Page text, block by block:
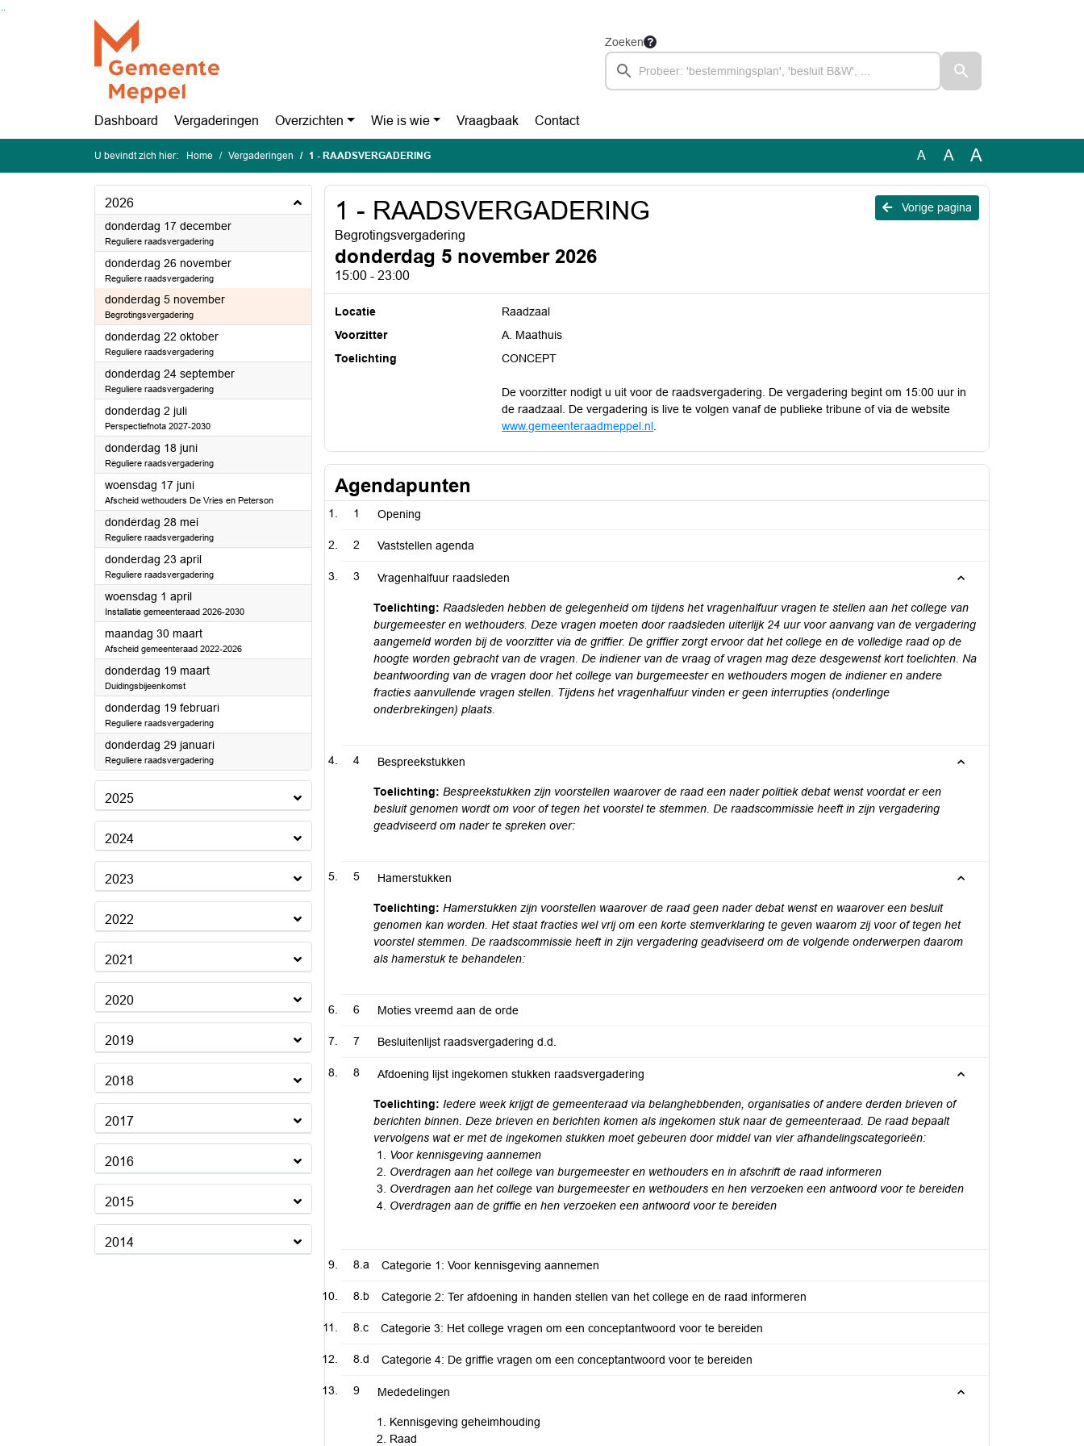
Ga naar de inhoud van deze pagina
Ga naar het zoeken
Ga naar het menu
Zoeken
Dashboard Vergaderingen Overzichten Wie is wie Vraagbaak Contact
U bevindt zich hier: Home Vergaderingen 1 - RAADSVERGADERING A A A
2026
donderdag 17 december2026
Reguliere raadsvergadering
donderdag 26 november2026
Reguliere raadsvergadering
donderdag 5 november2026
Begrotingsvergadering
donderdag 22 oktober2026
Reguliere raadsvergadering
donderdag 24 september2026
Reguliere raadsvergadering
donderdag 2 juli2026
Perspectiefnota 2027-2030
donderdag 18 juni2026
Reguliere raadsvergadering
woensdag 17 juni2026
Afscheid wethouders De Vries en Peterson
donderdag 28 mei2026
Reguliere raadsvergadering
donderdag 23 april2026
Reguliere raadsvergadering
woensdag 1 april2026
Installatie gemeenteraad 2026-2030
maandag 30 maart2026
Afscheid gemeenteraad 2022-2026
donderdag 19 maart2026
Duidingsbijeenkomst
donderdag 19 februari2026
Reguliere raadsvergadering
donderdag 29 januari2026
Reguliere raadsvergadering
2025
2024
2023
2022
2021
2020
2019
2018
2017
2016
2015
2014
Vorige pagina
1 - RAADSVERGADERING
Begrotingsvergadering
donderdag 5 november 2026
15:00 - 23:00
Locatie
Raadzaal
Voorzitter
A. Maathuis
Toelichting
CONCEPT
De voorzitter nodigt u uit voor de raadsvergadering. De vergadering begint om 15:00 uur in
de raadzaal. De vergadering is live te volgen vanaf de publieke tribune of via de website
www.gemeenteraadmeppel.nl
Agendapunten
1 Opening
2 Vaststellen agenda
3 Vragenhalfuur raadsleden
Toelichting: Raadsleden hebben de gelegenheid om tijdens het vragenhalfuur vragen te stellen aan het college van
burgemeester en wethouders. Deze vragen moeten door raadsleden uiterlijk 24 uur voor aanvang van de vergadering
aangemeld worden bij de voorzitter via de griffier. De griffier zorgt ervoor dat het college en de volledige raad op de
hoogte worden gebracht van de vragen. De indiener van de vraag of vragen mag deze desgewenst kort toelichten. Na
beantwoording van de vragen door het college van burgemeester en wethouders mogen de indiener en andere
fracties aanvullende vragen stellen. Tijdens het vragenhalfuur vinden er geen interrupties (onderlinge
onderbrekingen) plaats.
4 Bespreekstukken
Toelichting: Bespreekstukken zijn voorstellen waarover de raad een nader politiek debat wenst voordat er een
besluit genomen wordt om voor of tegen het voorstel te stemmen. De raadscommissie heeft in zijn vergadering
geadviseerd om nader te spreken over:
5 Hamerstukken
Toelichting: Hamerstukken zijn voorstellen waarover de raad geen nader debat wenst en waarover een besluit
genomen kan worden. Het staat fracties wel vrij om een korte stemverklaring te geven waarom zij voor of tegen het
voorstel stemmen. De raadscommissie heeft in zijn vergadering geadviseerd om de volgende onderwerpen daarom
als hamerstuk te behandelen:
6 Moties vreemd aan de orde
7 Besluitenlijst raadsvergadering d.d.
8 Afdoening lijst ingekomen stukken raadsvergadering
Toelichting: Iedere week krijgt de gemeenteraad via belanghebbenden, organisaties of andere derden brieven of
berichten binnen. Deze brieven en berichten komen als ingekomen stuk naar de gemeenteraad. De raad bepaalt
vervolgens wat er met de ingekomen stukken moet gebeuren door middel van vier afhandelingscategorieën:
Voor kennisgeving aannemen
Overdragen aan het college van burgemeester en wethouders en in afschrift de raad informeren
Overdragen aan het college van burgemeester en wethouders en hen verzoeken een antwoord voor te bereiden
Overdragen aan de griffie en hen verzoeken een antwoord voor te bereiden
8.a Categorie 1: Voor kennisgeving aannemen
8.b Categorie 2: Ter afdoening in handen stellen van het college en de raad informeren
8.c Categorie 3: Het college vragen om een conceptantwoord voor te bereiden
8.d Categorie 4: De griffie vragen om een conceptantwoord voor te bereiden
9 Mededelingen
Kennisgeving geheimhouding
Raad